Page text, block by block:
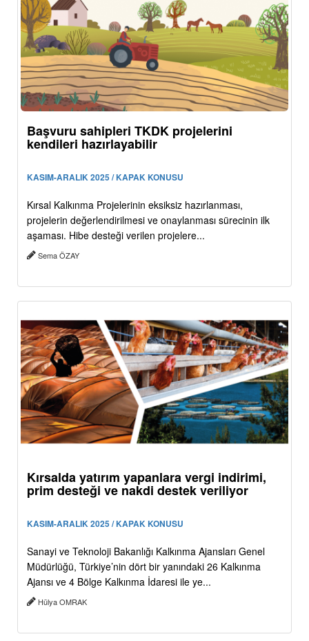
Başvuru sahipleri TKDK projelerini
kendileri hazırlayabilir
KASIM-ARALIK 2025 / KAPAK KONUSU
Kırsal Kalkınma Projelerinin eksiksiz hazırlanması,
projelerin değerlendirilmesi ve onaylanması sürecinin ilk
aşaması. Hibe desteği verilen projelere...
Sema ÖZAY
Kırsalda yatırım yapanlara vergi indirimi,
prim desteği ve nakdi destek veriliyor
KASIM-ARALIK 2025 / KAPAK KONUSU
Sanayi ve Teknoloji Bakanlığı Kalkınma Ajansları Genel
Müdürlüğü, Türkiye’nin dört bir yanındaki 26 Kalkınma
Ajansı ve 4 Bölge Kalkınma İdaresi ile ye...
Hülya OMRAK